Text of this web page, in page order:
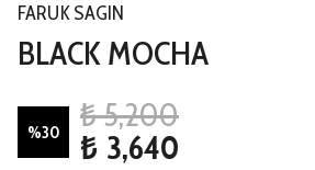
FARUK SAGIN
BLACK MOCHA
%30
₺ 5,200
₺ 3,640